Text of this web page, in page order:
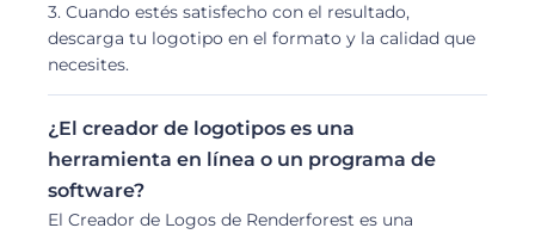
3. Cuando estés satisfecho con el resultado,
descarga tu logotipo en el formato y la calidad que
necesites.
¿El creador de logotipos es una
herramienta en línea o un programa de
software?
El Creador de Logos de Renderforest es una